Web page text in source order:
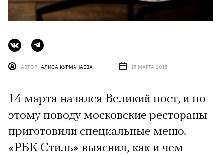
АВТОР АЛИСА КУРМАНАЕВА 15 МАРТА 2016
14 марта начался Великий пост, и по
этому поводу московские рестораны
приготовили специальные меню.
«РБК Стиль» выяснил, как и чем